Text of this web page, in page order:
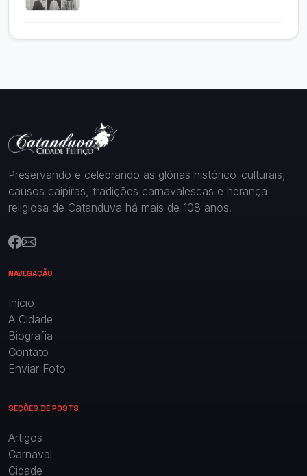
Preservando e celebrando as glórias histórico-culturais,
causos caipiras, tradições carnavalescas e herança
religiosa de Catanduva há mais de 108 anos.
NAVEGAÇÃO
Início
A Cidade
Biografia
Contato
Enviar Foto
SEÇÕES DE POSTS
Artigos
Carnaval
Cidade